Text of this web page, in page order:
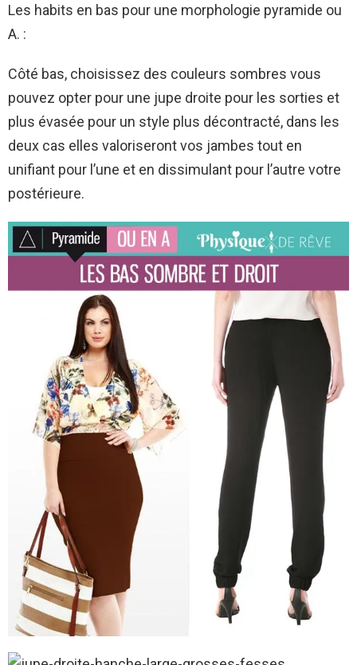
Les habits en bas pour une morphologie pyramide ou
A. :
Côté bas, choisissez des couleurs sombres vous
pouvez opter pour une jupe droite pour les sorties et
plus évasée pour un style plus décontracté, dans les
deux cas elles valoriseront vos jambes tout en
unifiant pour l’une et en dissimulant pour l’autre votre
postérieure.